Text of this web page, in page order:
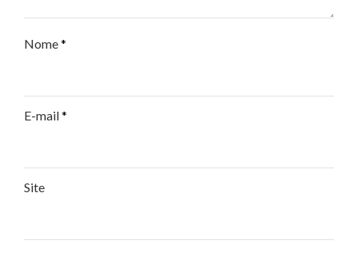
Nome*
E-mail*
Site